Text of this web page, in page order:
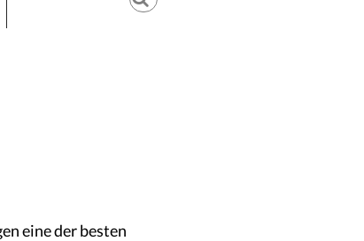
eine der besten